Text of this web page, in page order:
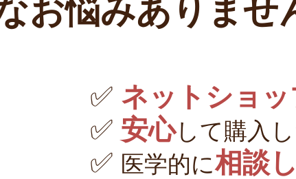
お悩みありませ
✅ ネットショ
✅ 安心して購入
✅ 医学的に相談